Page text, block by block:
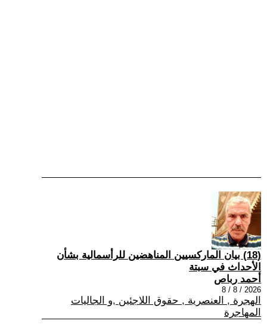
(18) بيان الماركسيين المناهضين للرأسمالية بشأن
الأحداث في سبتة
أحمد رباص
2026 / 8 / 8
الهجرة , العنصرية , حقوق اللاجئين ,و الجاليات
المهاجرة